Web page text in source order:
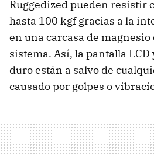
Ruggedized pueden resistir
hasta 100 kgf gracias a la
en una carcasa de magnesio
sistema. Así, la pantalla
duro están a salvo de
causado por golpes o